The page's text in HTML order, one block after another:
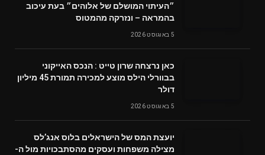
״העיתוי המושלם של אלוהים״ בעת עיכוב
בהמראה – ונזרקה מהמטוס
5 באוגוסט 2026
‬דולר
5 באוגוסט 2026
‬מצילה‭ ‬משפחות‭ ‬ועסקים‭ ‬מהסתבכויות‭ ‬מול‭ ‬ה-